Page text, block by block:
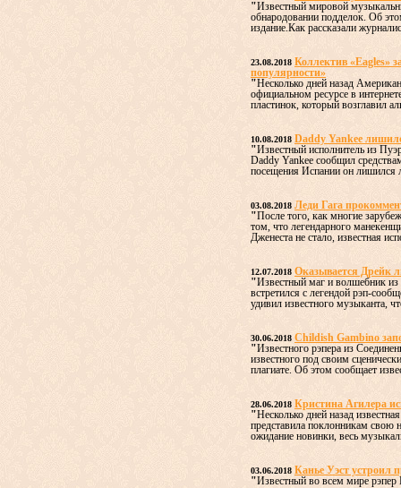
"Известный мировой
обнародовании подделок. Об
издание.Как рассказали
23.08.2018 Коллектив «Eagles»
популярности»
"Несколько дней назад
официальном ресурсе в
пластинок, который возглавил
10.08.2018 Daddy Yankee
"Известный исполнитель из
Daddy Yankee сообщил
посещения Испании он
03.08.2018 Леди Гага
"После того, как многие
том, что легендарного
Дженеста не стало, известная
12.07.2018 Оказывается Дрейк
"Известный маг и волшебник из
встретился с легендой рэп-
удивил известного музыканта,
30.06.2018 Childish Gambino
"Известного рэпера из
известного под своим
плагиате. Об этом сообщает
28.06.2018 Кристина Агилера
"Несколько дней назад
представила поклонникам свою
ожидание новинки, весь
03.06.2018 Канье Уэст устроил
"Известный во всем мире рэпер